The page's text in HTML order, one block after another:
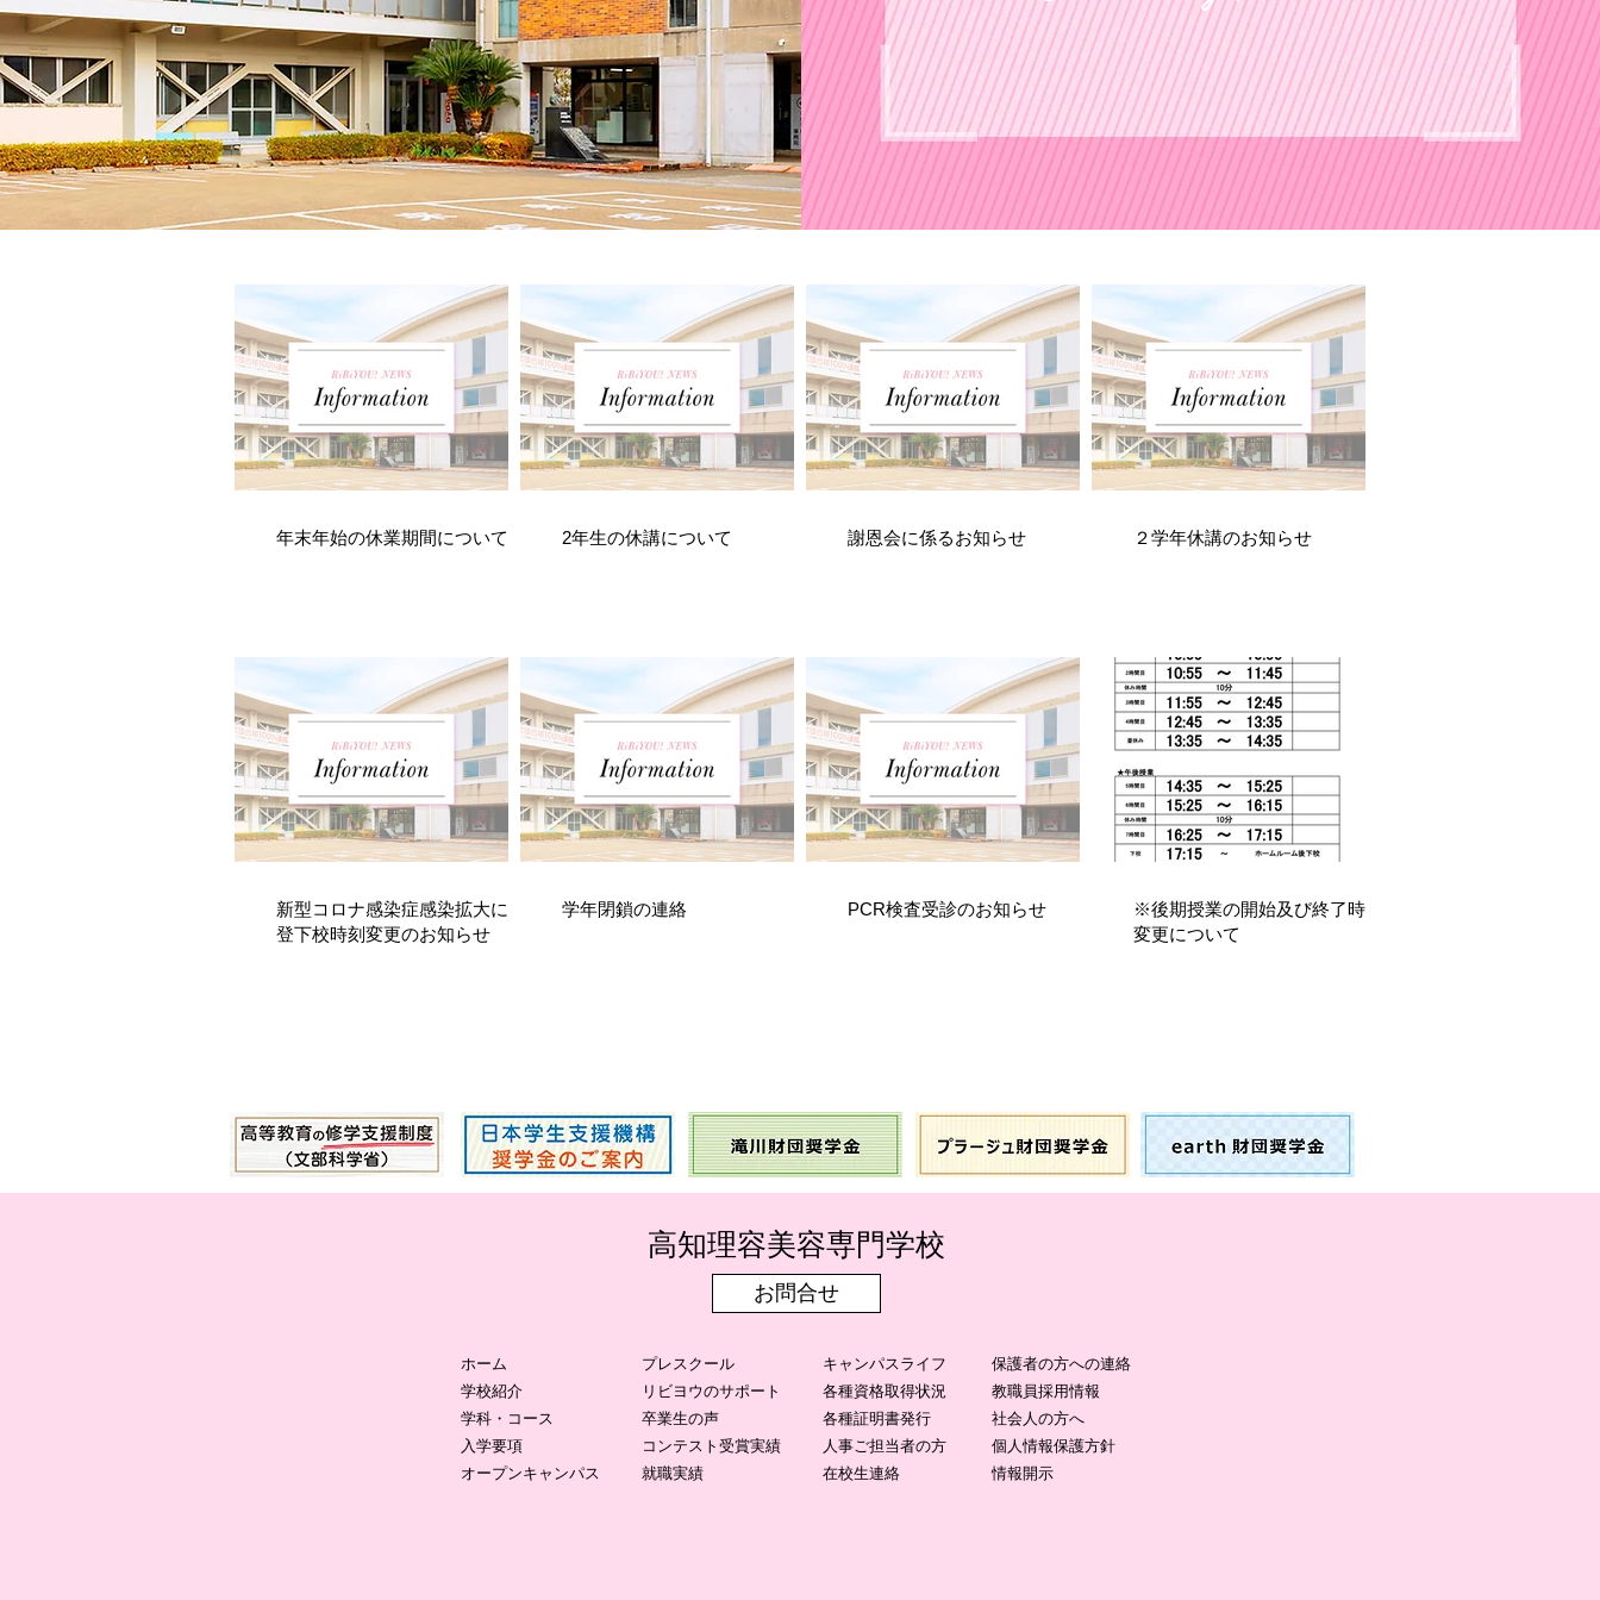
年末年始の休業期間について 2年生の休講について 謝恩会に係るお知らせ ２学年休講のお知らせ
新型コロナ感染症感染拡大に伴う
登下校時刻変更のお知らせ
学年閉鎖の連絡 PCR検査受診のお知らせ
※後期授業の開始及び終了時刻の
変更について
​高知理容美容専門学校
お問合せ
ホーム
学校紹介
学科・コース
入学要項
オープンキャンパス
プレスクール
リビヨウのサポート
卒業生の声
コンテスト受賞実績
就職実績
キャンパスライフ
各種資格取得状況
各種証明書発行
人事ご担当者の方
在校生連絡
保護者の方への連絡
教職員採用情報
社会人の方へ
個人情報保護方針
情報開示